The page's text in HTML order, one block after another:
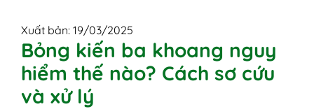
Xuất bản: 19/03/2025
Bỏng kiến ba khoang nguy
hiểm thế nào? Cách sơ cứu
và xử lý